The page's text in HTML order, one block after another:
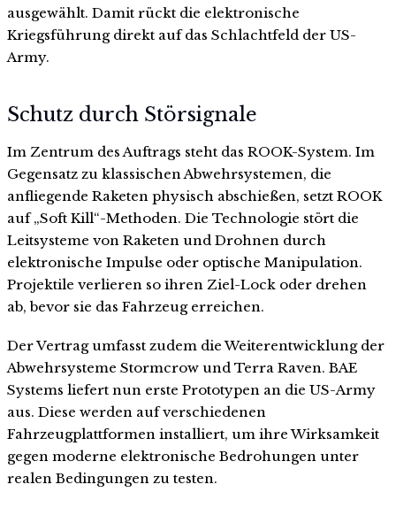
ausgewählt. Damit rückt die elektronische
Kriegsführung direkt auf das Schlachtfeld der US-
Army.
Schutz durch Störsignale
Im Zentrum des Auftrags steht das ROOK-System. Im
Gegensatz zu klassischen Abwehrsystemen, die
anfliegende Raketen physisch abschießen, setzt ROOK
auf „Soft Kill“-Methoden. Die Technologie stört die
Leitsysteme von Raketen und Drohnen durch
elektronische Impulse oder optische Manipulation.
Projektile verlieren so ihren Ziel-Lock oder drehen
ab, bevor sie das Fahrzeug erreichen.
Der Vertrag umfasst zudem die Weiterentwicklung der
Abwehrsysteme Stormcrow und Terra Raven. BAE
Systems liefert nun erste Prototypen an die US-Army
aus. Diese werden auf verschiedenen
Fahrzeugplattformen installiert, um ihre Wirksamkeit
gegen moderne elektronische Bedrohungen unter
realen Bedingungen zu testen.